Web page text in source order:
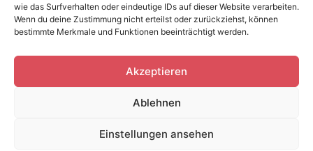
wie das Surfverhalten oder eindeutige IDs auf dieser Website verarbeiten.
Wenn du deine Zustimmung nicht erteilst oder zurückziehst, können
bestimmte Merkmale und Funktionen beeinträchtigt werden.
Akzeptieren
Ablehnen
Einstellungen ansehen
Datenschutzerklärung
Affiliatelinks/Werbelinks